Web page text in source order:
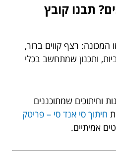
תבנו קובץ
רצף קווים ברור,
ותכנון שמתחשב בכלי
וחיתוכים שמתוכננים
חיתוך סי אנד סי – פריטק
אמיתיים.